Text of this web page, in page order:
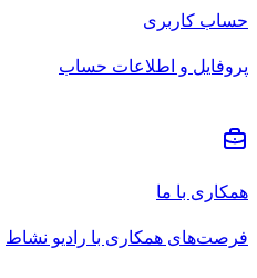
حساب کاربری
پروفایل و اطلاعات حساب
همکاری با ما
فرصت‌های همکاری با رادیو نشاط